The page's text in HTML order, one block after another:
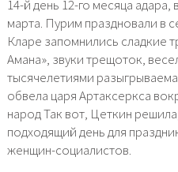
14-й день 12-го месяца адара,
марта. Пурим праздновали в
Кларе запомнились сладкие
Амана», звуки трещоток,
тысячелетиями
обвела царя Артаксеркса
народ Так вот, Цеткин
подходящий день для
женщин-социалистов.